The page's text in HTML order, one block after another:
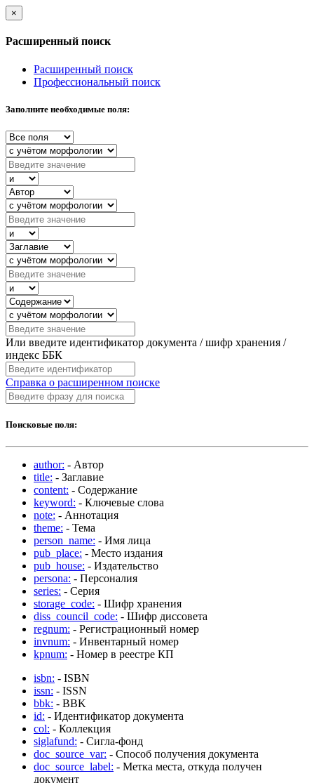
×
Расширенный поиск
Расширенный поиск
Профессиональный поиск
Заполните необходимые поля:
Или введите идентификатор документа / шифр хранения /
индекс ББК
Справка о расширенном поиске
Поисковые поля:
author: - Автор
title: - Заглавие
content: - Содержание
keyword: - Ключевые слова
note: - Аннотация
theme: - Тема
person_name: - Имя лица
pub_place: - Место издания
pub_house: - Издательство
persona: - Персоналия
series: - Серия
storage_code: - Шифр хранения
diss_council_code: - Шифр диссовета
regnum: - Регистрационный номер
invnum: - Инвентарный номер
kpnum: - Номер в реестре КП
isbn: - ISBN
issn: - ISSN
bbk: - BBK
id: - Идентификатор документа
col: - Коллекция
siglafund: - Сигла-фонд
doc_source_var: - Способ получения документа
doc_source_label: - Метка места, откуда получен
документ